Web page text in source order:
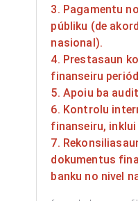
3. Pagamentu
públiku (de
nasional).
4. Prestasaun
finanseiru
5. Apoiu ba
6. Kontrolu
finanseiru,
7.
dokumentus
banku no nivel